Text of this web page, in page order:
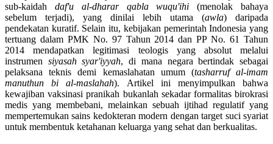
sub-kaidah daf'u al-dharar qabla wuqu'ihi (menolak bahaya
sebelum terjadi), yang dinilai lebih utama (awla) daripada
pendekatan kuratif. Selain itu, kebijakan pemerintah Indonesia yang
tertuang dalam PMK No. 97 Tahun 2014 dan PP No. 61 Tahun
2014 mendapatkan legitimasi teologis yang absolut melalui
instrumen siyasah syar'iyyah, di mana negara bertindak sebagai
pelaksana teknis demi kemaslahatan umum (tasharruf al-imam
manuthun bi al-maslahah). Artikel ini menyimpulkan bahwa
kewajiban vaksinasi pranikah bukanlah sekadar formalitas birokrasi
medis yang membebani, melainkan sebuah ijtihad regulatif yang
mempertemukan sains kedokteran modern dengan target suci syariat
untuk membentuk ketahanan keluarga yang sehat dan berkualitas.